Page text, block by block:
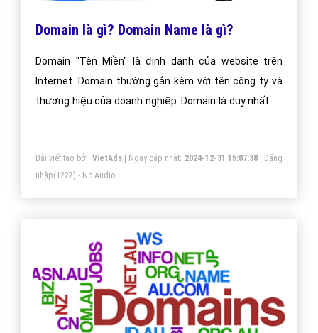
Domain là gì? Domain Name là gì?
Domain "Tên Miền" là định danh của website trên
Internet. Domain thường gắn kèm với tên công ty và
thương hiệu của doanh nghiệp. Domain là duy nhất và
Bài viết tạo bởi: VietAds| Ngày cập nhật: 2024-12-31 15:07:38|Đăng
nhập(1227) - No Audio